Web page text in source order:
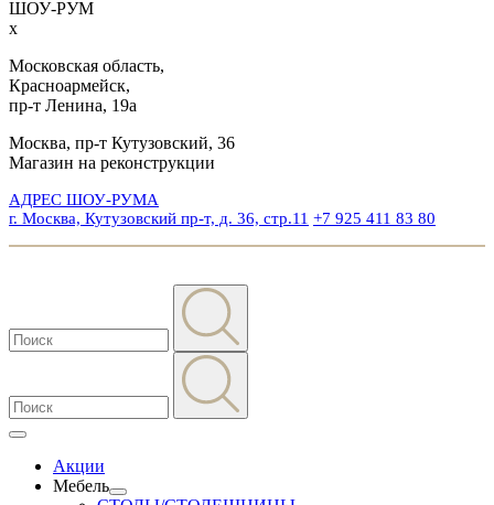
ШОУ-РУМ
x
Московская область,
Красноармейск,
пр-т Ленина, 19а
Москва, пр-т Кутузовский, 36
Магазин на реконструкции
АДРЕС ШОУ-РУМА
г. Москва, Кутузовский пр-т, д. 36, стр.11 +7 925 411 83 80
Акции
Мебель